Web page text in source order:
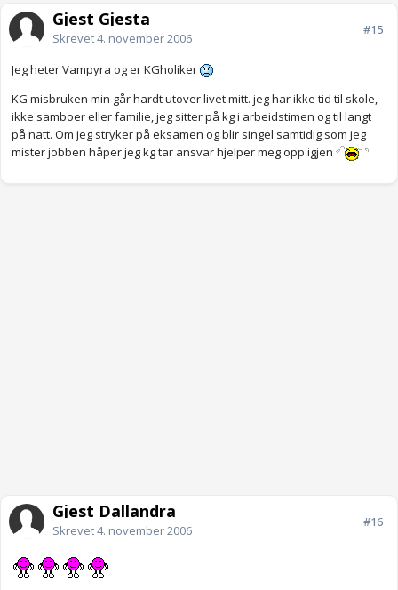
Gjest Gjesta
Skrevet4. november 2006
#15
Jeg heter Vampyra og er KGholiker
KG misbruken min går hardt utover livet mitt. jeg har ikke tid til skole,
ikke samboer eller familie, jeg sitter på kg i arbeidstimen og til langt
på natt. Om jeg stryker på eksamen og blir singel samtidig som jeg
mister jobben håper jeg kg tar ansvar hjelper meg opp igjen
Gjest Dallandra
Skrevet4. november 2006
#16